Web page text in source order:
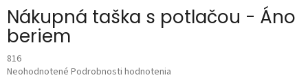
Nákupná taška s potlačou - Áno
beriem
816
Priemerné
Neohodnotené Podrobnosti hodnotenia